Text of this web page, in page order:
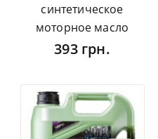
синтетическое
моторное масло
393 грн.